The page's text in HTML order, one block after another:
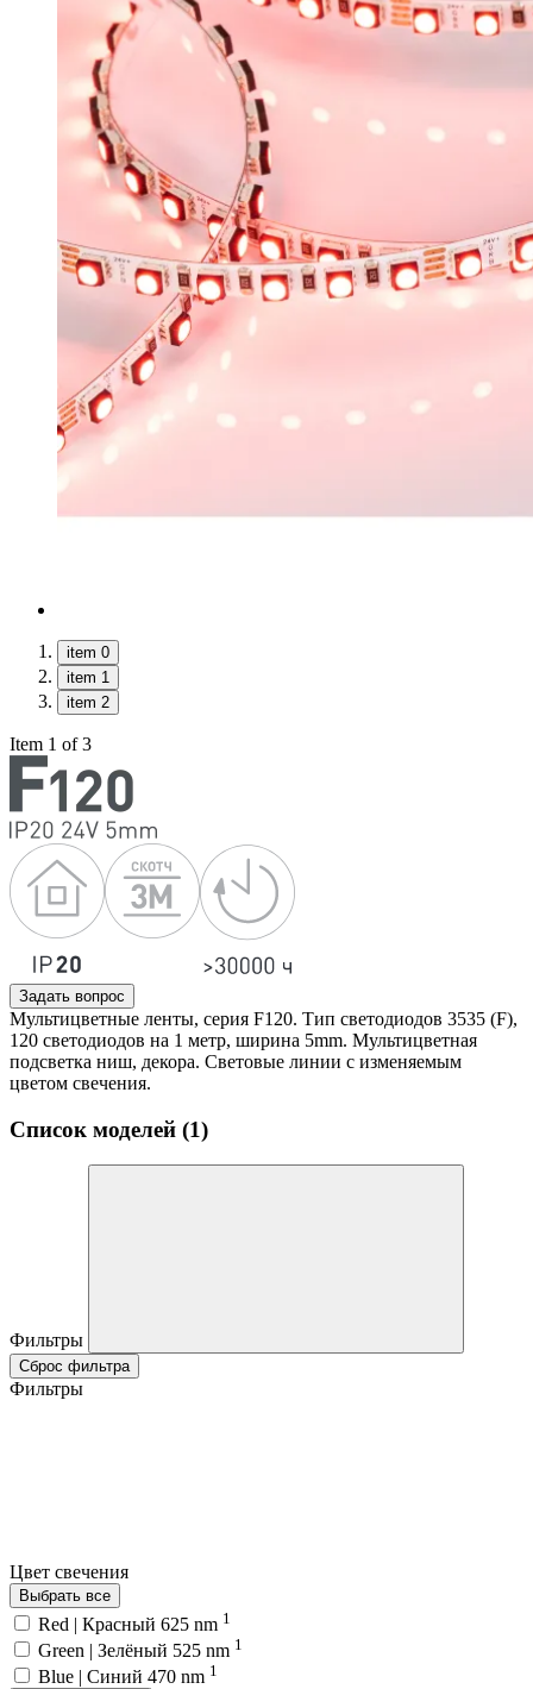
item 0
item 1
item 2
Item 1 of 3
Задать вопрос
Мультицветные ленты, серия F120. Тип светодиодов 3535 (F),
120 светодиодов на 1 метр, ширина 5mm. Мультицветная
подсветка ниш, декора. Световые линии с изменяемым
цветом свечения.
Список моделей (1)
Фильтры
Сброс фильтра
Фильтры
Цвет свечения
Выбрать все
Red | Красный 625 nm 1
Green | Зелёный 525 nm 1
Blue | Синий 470 nm 1